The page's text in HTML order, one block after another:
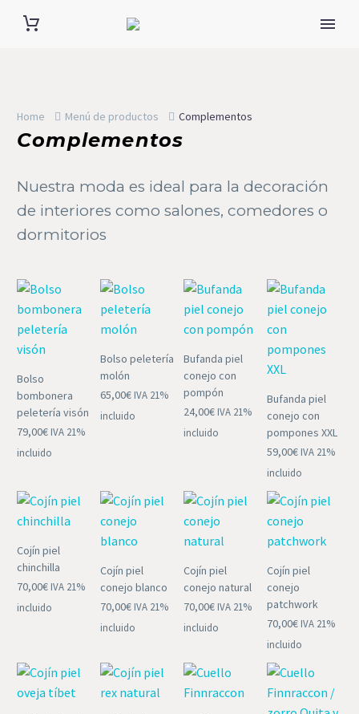
Home Menú de productos Complementos
Complementos
Nuestra moda es ideal para la decoración
de interiores como salones, comedores o
dormitorios
Bolso
bombonera
peletería visón
79,00€ IVA 21%
incluido
Bolso peletería
molón
65,00€ IVA 21%
incluido
Bufanda piel
conejo con
pompón
24,00€ IVA 21%
incluido
Bufanda piel
conejo con
pompones XXL
59,00€ IVA 21%
incluido
Cojín piel
chinchilla
70,00€ IVA 21%
incluido
Cojín piel
conejo blanco
70,00€ IVA 21%
incluido
Cojín piel
conejo natural
70,00€ IVA 21%
incluido
Cojín piel
conejo
patchwork
70,00€ IVA 21%
incluido